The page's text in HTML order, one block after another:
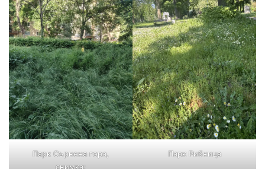
Парк Сърнена гора,
снимка:
Парк Рибница